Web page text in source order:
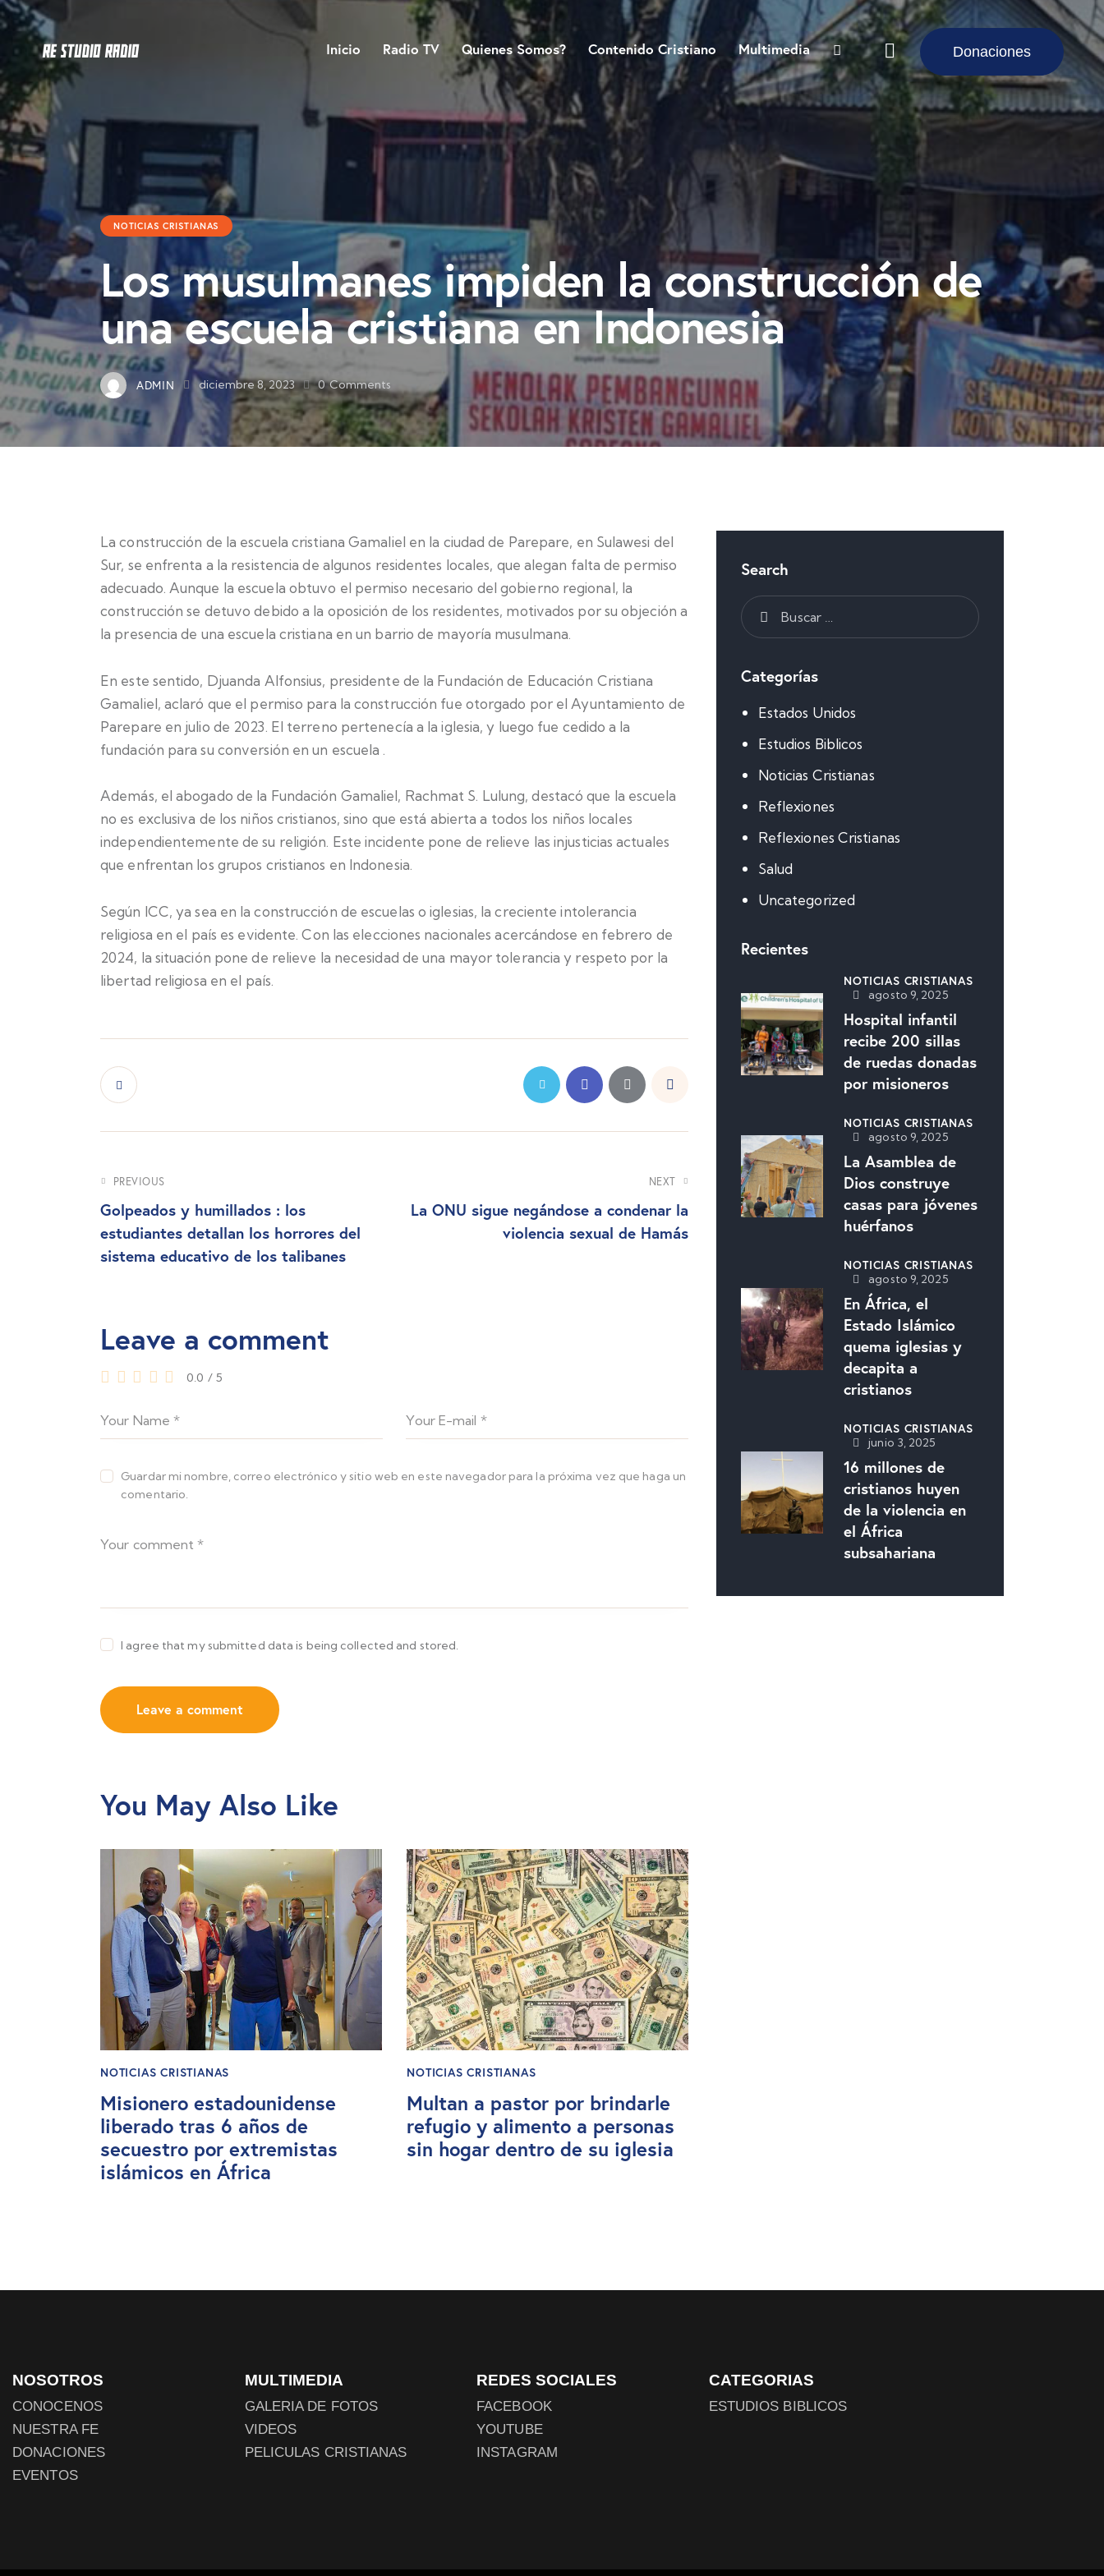
Inicio Radio TV Quienes Somos? Contenido Cristiano Multimedia Donaciones
NOTICIAS CRISTIANAS
Los musulmanes impiden la construcción de
una escuela cristiana en Indonesia
ADMIN diciembre 8, 2023 0 Comments
La construcción de la escuela cristiana Gamaliel en la ciudad de Parepare, en Sulawesi del
Sur, se enfrenta a la resistencia de algunos residentes locales, que alegan falta de permiso
adecuado. Aunque la escuela obtuvo el permiso necesario del gobierno regional, la
construcción se detuvo debido a la oposición de los residentes, motivados por su objeción a
la presencia de una escuela cristiana en un barrio de mayoría musulmana.
En este sentido, Djuanda Alfonsius, presidente de la Fundación de Educación Cristiana
Gamaliel, aclaró que el permiso para la construcción fue otorgado por el Ayuntamiento de
Parepare en julio de 2023. El terreno pertenecía a la iglesia, y luego fue cedido a la
fundación para su conversión en un escuela .
Además, el abogado de la Fundación Gamaliel, Rachmat S. Lulung, destacó que la escuela
no es exclusiva de los niños cristianos, sino que está abierta a todos los niños locales
independientemente de su religión. Este incidente pone de relieve las injusticias actuales
que enfrentan los grupos cristianos en Indonesia.
Según ICC, ya sea en la construcción de escuelas o iglesias, la creciente intolerancia
religiosa en el país es evidente. Con las elecciones nacionales acercándose en febrero de
2024, la situación pone de relieve la necesidad de una mayor tolerancia y respeto por la
libertad religiosa en el país.
PREVIOUS
Golpeados y humillados : los
estudiantes detallan los horrores del
sistema educativo de los talibanes
NEXT
La ONU sigue negándose a condenar la
violencia sexual de Hamás
Leave a comment
0.0 / 5
Guardar mi nombre, correo electrónico y sitio web en este navegador para la próxima vez que haga un
comentario.
I agree that my submitted data is being collected and stored.
You May Also Like
NOTICIAS CRISTIANAS
Misionero estadounidense
liberado tras 6 años de
secuestro por extremistas
islámicos en África
NOTICIAS CRISTIANAS
Multan a pastor por brindarle
refugio y alimento a personas
sin hogar dentro de su iglesia
Search
Categorías
Estados Unidos
Estudios Biblicos
Noticias Cristianas
Reflexiones
Reflexiones Cristianas
Salud
Uncategorized
Recientes
NOTICIAS CRISTIANAS
agosto 9, 2025
Hospital infantil
recibe 200 sillas
de ruedas donadas
por misioneros
NOTICIAS CRISTIANAS
agosto 9, 2025
La Asamblea de
Dios construye
casas para jóvenes
huérfanos
NOTICIAS CRISTIANAS
agosto 9, 2025
En África, el
Estado Islámico
quema iglesias y
decapita a
cristianos
NOTICIAS CRISTIANAS
junio 3, 2025
16 millones de
cristianos huyen
de la violencia en
el África
subsahariana
NOSOTROS
CONOCENOS
NUESTRA FE
DONACIONES
EVENTOS
MULTIMEDIA
GALERIA DE FOTOS
VIDEOS
PELICULAS CRISTIANAS
REDES SOCIALES
FACEBOOK
YOUTUBE
INSTAGRAM
CATEGORIAS
ESTUDIOS BIBLICOS